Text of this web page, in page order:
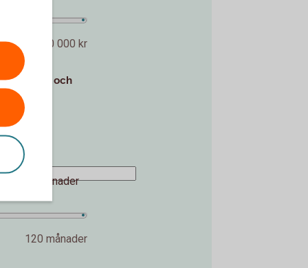
5 000 000 kr
och
kr
%
120 månader
månader